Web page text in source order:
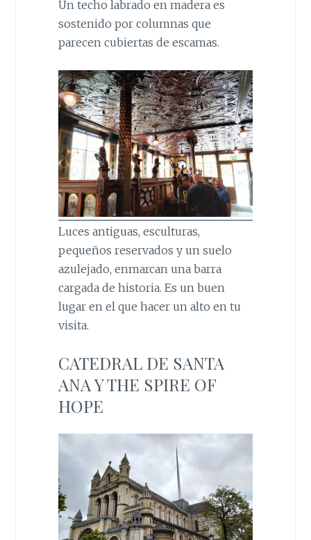
Un techo labrado en madera es
sostenido por columnas que
parecen cubiertas de escamas.
Luces antiguas, esculturas,
pequeños reservados y un suelo
azulejado, enmarcan una barra
cargada de historia. Es un buen
lugar en el que hacer un alto en tu
visita.
CATEDRAL DE SANTA
ANA Y THE SPIRE OF
HOPE